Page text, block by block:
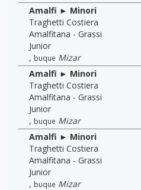
Amalfi ► Minori
Traghetti Costiera
Amalfitana - Grassi
Junior
, buque Mizar
Amalfi ► Minori
Traghetti Costiera
Amalfitana - Grassi
Junior
, buque Mizar
Amalfi ► Minori
Traghetti Costiera
Amalfitana - Grassi
Junior
, buque Mizar